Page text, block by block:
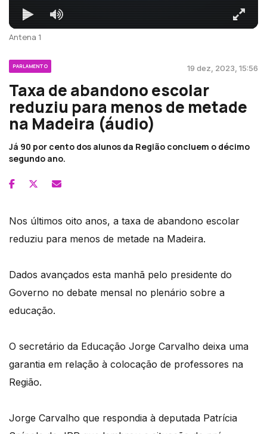
Antena 1
PARLAMENTO 19 dez, 2023, 15:56
Taxa de abandono escolar
reduziu para menos de metade
na Madeira (áudio)
Já 90 por cento dos alunos da Região concluem o décimo
segundo ano.
Nos últimos oito anos, a taxa de abandono escolar
reduziu para menos de metade na Madeira.
Dados avançados esta manhã pelo presidente do
Governo no debate mensal no plenário sobre a
educação.
O secretário da Educação Jorge Carvalho deixa uma
garantia em relação à colocação de professores na
Região.
Jorge Carvalho que respondia à deputada Patrícia